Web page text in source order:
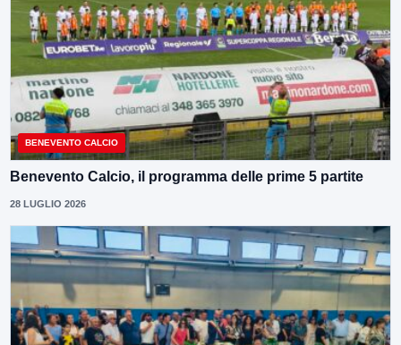
BENEVENTO CALCIO
Benevento Calcio, il programma delle prime 5 partite
28 LUGLIO 2026